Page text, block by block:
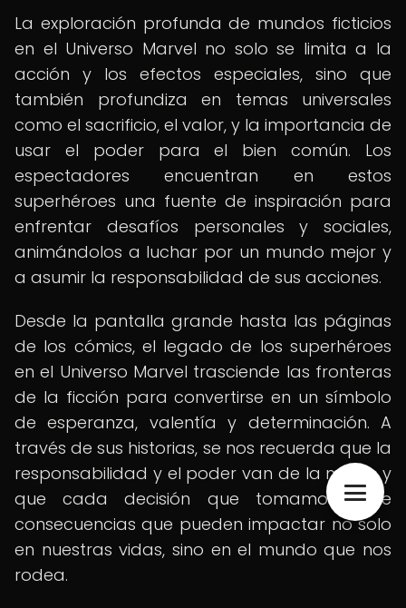
La exploración profunda de mundos ficticios
en el Universo Marvel no solo se limita a la
acción y los efectos especiales, sino que
también profundiza en temas universales
como el sacrificio, el valor, y la importancia de
usar el poder para el bien común. Los
espectadores encuentran en estos
superhéroes una fuente de inspiración para
enfrentar desafíos personales y sociales,
animándolos a luchar por un mundo mejor y
a asumir la responsabilidad de sus acciones.
Desde la pantalla grande hasta las páginas
de los cómics, el legado de los superhéroes
en el Universo Marvel trasciende las fronteras
de la ficción para convertirse en un símbolo
de esperanza, valentía y determinación. A
través de sus historias, se nos recuerda que la
responsabilidad y el poder van de la mano, y
que cada decisión que tomamos tiene
consecuencias que pueden impactar no solo
en nuestras vidas, sino en el mundo que nos
rodea.